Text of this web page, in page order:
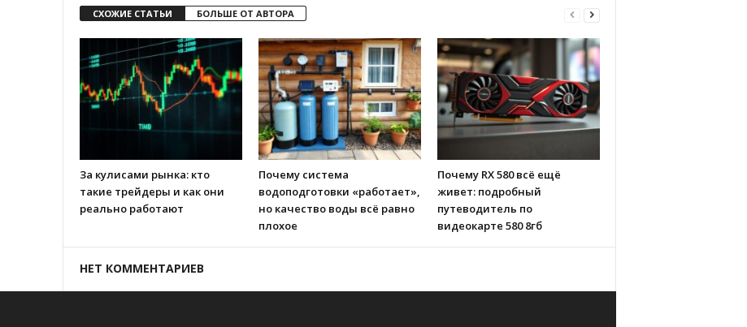
СХОЖИЕ СТАТЬИ БОЛЬШЕ ОТ АВТОРА
За кулисами рынка: кто
такие трейдеры и как они
реально работают
Почему система
водоподготовки «работает»,
но качество воды всё равно
плохое
Почему RX 580 всё ещё
живет: подробный
путеводитель по
видеокарте 580 8гб
НЕТ КОММЕНТАРИЕВ